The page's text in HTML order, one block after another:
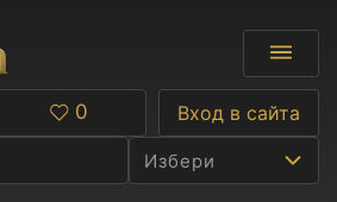
Избери
Любими
0 Вход в сайта